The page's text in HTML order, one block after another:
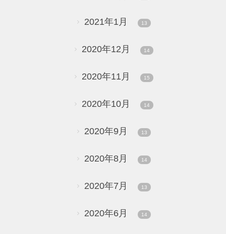
2021年1月 13
2020年12月 14
2020年11月 15
2020年10月 14
2020年9月 13
2020年8月 14
2020年7月 13
2020年6月 14